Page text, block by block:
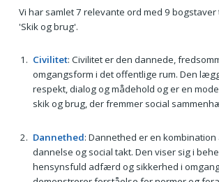
Vi har samlet 7 relevante ord med 9
'Skik og brug'.
Civilitet: Civilitet er den dannede,
omgangsform i det offentlige rum. Den
respekt, dialog og mådehold og er en
skik og brug, der fremmer social
Dannethed: Dannethed er en kombination
dannelse og social takt. Den viser sig i
hensynsfuld adfærd og sikkerhed i